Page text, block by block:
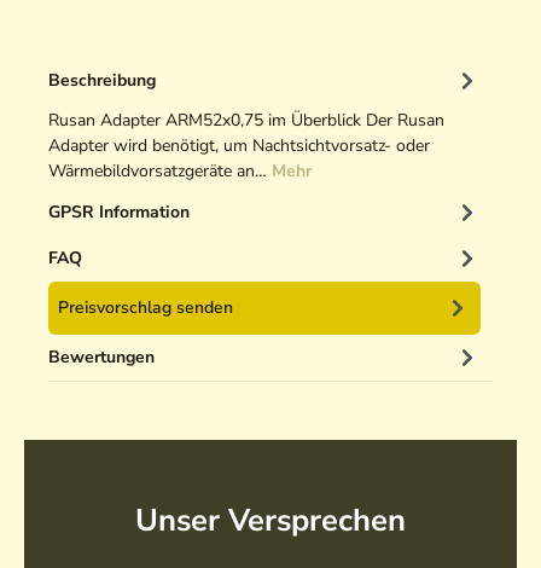
Beschreibung
Rusan Adapter ARM52x0,75 im Überblick Der Rusan
Adapter wird benötigt, um Nachtsichtvorsatz- oder
Wärmebildvorsatzgeräte an… Mehr
GPSR Information
FAQ
Preisvorschlag senden
Bewertungen
Unser Versprechen